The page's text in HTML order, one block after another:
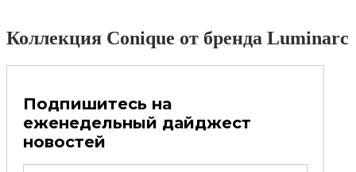
Коллекция Conique от бренда Luminarc
Подпишитесь на
еженедельный дайджест
новостей